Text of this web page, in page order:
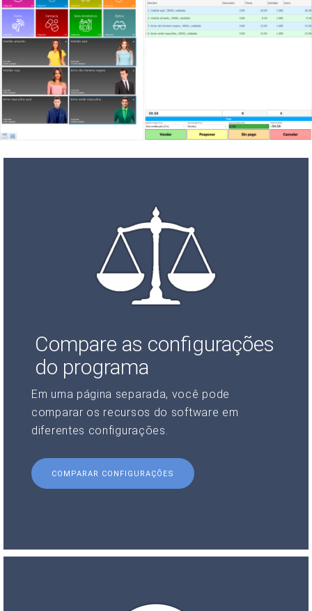
Compare as configurações
do programa
Em uma página separada, você pode
comparar os recursos do software em
diferentes configurações.
COMPARAR CONFIGURAÇÕES